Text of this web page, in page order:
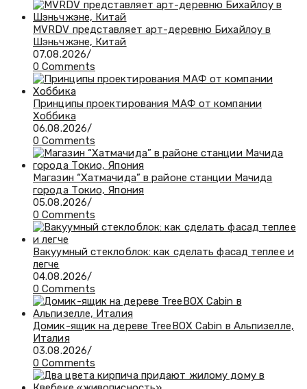
MVRDV представляет арт-деревню Бихайлоу в
Шэньчжэне, Китай
07.08.2026/
0 Comments
Принципы проектирования МАФ от компании
Хоббика
06.08.2026/
0 Comments
Магазин “Хатмачида” в районе станции Мачида
города Токио, Япония
05.08.2026/
0 Comments
Вакуумный стеклоблок: как сделать фасад теплее и
легче
04.08.2026/
0 Comments
Домик-ящик на дереве TreeBOX Cabin в Альпизелле,
Италия
03.08.2026/
0 Comments